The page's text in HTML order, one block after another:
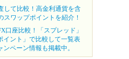
して比較！高金利通貨を含
スワップポイントを紹介！
口座比較！「スプレッド」
イント」で比較して一覧表
ンペーン情報も掲載中。